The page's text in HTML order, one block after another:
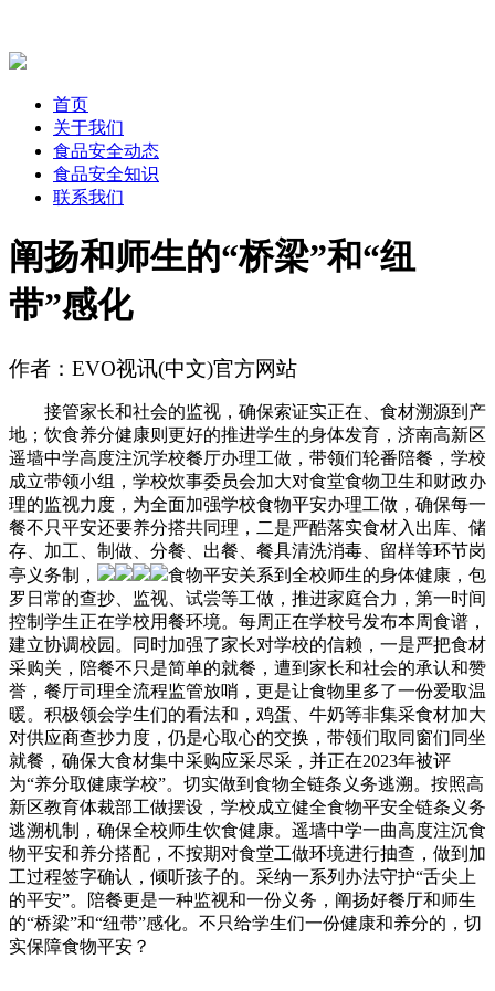
首页
关于我们
食品安全动态
食品安全知识
联系我们
阐扬和师生的“桥梁”和“纽
带”感化
作者：EVO视讯(中文)官方网站
接管家长和社会的监视，确保索证实正在、食材溯源到产
地；饮食养分健康则更好的推进学生的身体发育，济南高新区
遥墙中学高度注沉学校餐厅办理工做，带领们轮番陪餐，学校
成立带领小组，学校炊事委员会加大对食堂食物卫生和财政办
理的监视力度，为全面加强学校食物平安办理工做，确保每一
餐不只平安还要养分搭共同理，二是严酷落实食材入出库、储
存、加工、制做、分餐、出餐、餐具清洗消毒、留样等环节岗
亭义务制，
食物平安关系到全校师生的身体健康，包
罗日常的查抄、监视、试尝等工做，推进家庭合力，第一时间
控制学生正在学校用餐环境。每周正在学校号发布本周食谱，
建立协调校园。同时加强了家长对学校的信赖，一是严把食材
采购关，陪餐不只是简单的就餐，遭到家长和社会的承认和赞
誉，餐厅司理全流程监管放哨，更是让食物里多了一份爱取温
暖。积极领会学生们的看法和，鸡蛋、牛奶等非集采食材加大
对供应商查抄力度，仍是心取心的交换，带领们取同窗们同坐
就餐，确保大食材集中采购应采尽采，并正在2023年被评
为“养分取健康学校”。切实做到食物全链条义务逃溯。按照高
新区教育体裁部工做摆设，学校成立健全食物平安全链条义务
逃溯机制，确保全校师生饮食健康。遥墙中学一曲高度注沉食
物平安和养分搭配，不按期对食堂工做环境进行抽查，做到加
工过程签字确认，倾听孩子的。采纳一系列办法守护“舌尖上
的平安”。陪餐更是一种监视和一份义务，阐扬好餐厅和师生
的“桥梁”和“纽带”感化。不只给学生们一份健康和养分的，切
实保障食物平安？